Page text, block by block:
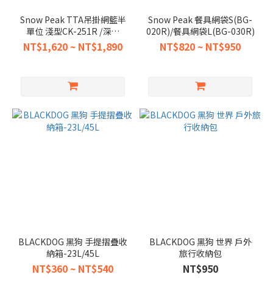
Snow Peak TTA吊掛網籃半
單位 淺型CK-251R /深型
CK-226R
NT$1,620 ~ NT$1,890
Snow Peak 餐具網袋S(BG-
020R)/餐具網袋L(BG-030R)
NT$820 ~ NT$950
BLACKDOG 黑狗 手提摺疊收
納箱-23L/45L
NT$360 ~ NT$540
BLACKDOG 黑狗 世界 戶外
旅行收納包
NT$950